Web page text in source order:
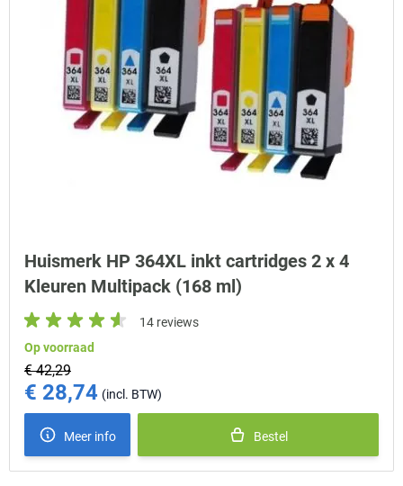
Huismerk HP 364XL inkt cartridges 2 x 4
Kleuren Multipack (168 ml)
14 reviews
Op voorraad
€ 42,29
Special Price
€ 28,74
Meer info Bestel